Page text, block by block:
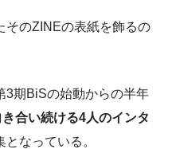
そのZINEの表紙を飾るの
3期BiSの始動からの半年
き合い続ける4人のインタ
なっている。